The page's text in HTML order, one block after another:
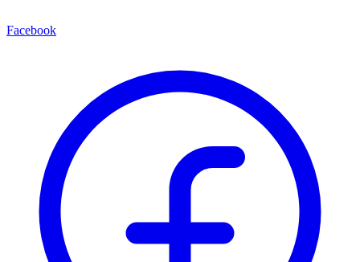
Facebook